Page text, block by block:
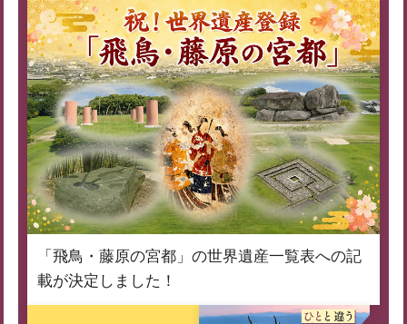
「飛鳥・藤原の宮都」の世界遺産一覧表への記
載が決定しました！